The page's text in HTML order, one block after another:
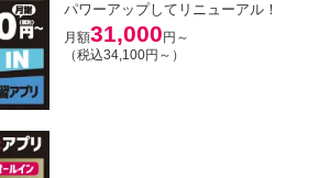
パワーアップしてリニューアル！
月額31,000 円～
（税込34,100円～）